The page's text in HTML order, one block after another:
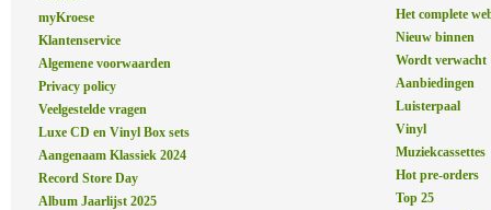
myKroese
Klantenservice
Algemene voorwaarden
Privacy policy
Veelgestelde vragen
Luxe CD en Vinyl Box sets
Aangenaam Klassiek 2024
Record Store Day
Album Jaarlijst 2025
Het complete
Nieuw binnen
Wordt verwacht
Aanbiedingen
Luisterpaal
Vinyl
Muziekcassettes
Hot pre-orders
Top 25